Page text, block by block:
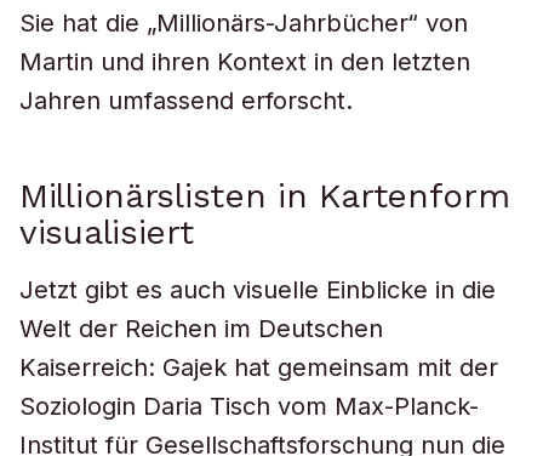
Sie hat die „Millionärs-Jahrbücher“ von
Martin und ihren Kontext in den letzten
Jahren umfassend erforscht.
Millionärslisten in Kartenform
visualisiert
Jetzt gibt es auch visuelle Einblicke in die
Welt der Reichen im Deutschen
Kaiserreich: Gajek hat gemeinsam mit der
Soziologin Daria Tisch vom Max-Planck-
Institut für Gesellschaftsforschung nun die